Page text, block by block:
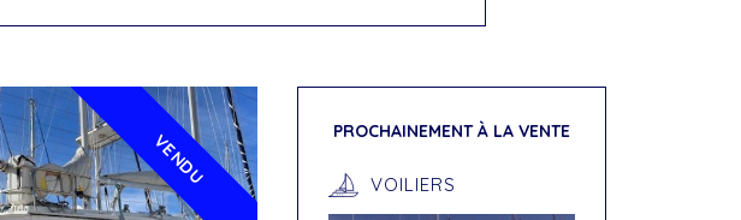
VENDU PROCHAINEMENT À LA VENTE
VOILIERS